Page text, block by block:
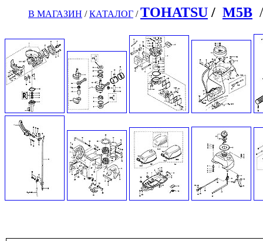
В МАГАЗИН /КАТАЛОГ /TOHATSU / M5B